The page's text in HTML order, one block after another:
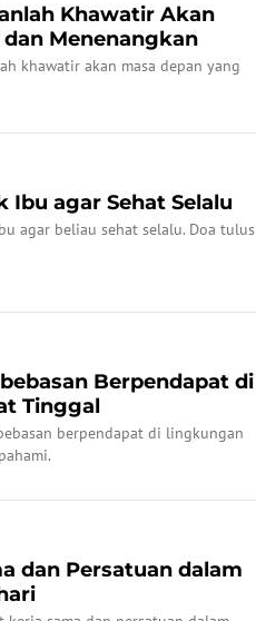
Khawatir Akan
Menenangkan
khawatir akan masa depan yang
Ibu agar Sehat Selalu
agar beliau sehat selalu. Doa tulus
Berpendapat di
Tinggal
berpendapat di lingkungan
dan Persatuan dalam